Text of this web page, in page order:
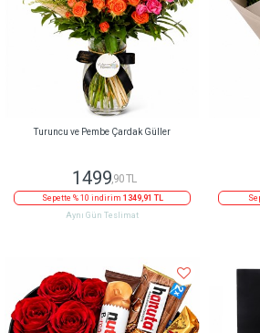
Turuncu ve Pembe Çardak Güller
1499,90 TL
Sepette % 10 indirim 1349,91 TL
Aynı Gün Teslimat